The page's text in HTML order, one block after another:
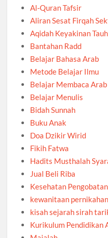
Al-Quran Tafsir
Aliran Sesat Firqah
Aqidah Keyakinan
Bantahan Radd
Belajar Bahasa Arab
Metode Belajar Ilmu
Belajar Membaca
Belajar Menulis
Bidah Sunnah
Buku Anak
Doa Dzikir Wirid
Fikih Fatwa
Hadits Musthalah
Jual Beli Riba
Kesehatan
kewanitaan
kisah sejarah sirah
Kurikulum Pendidikan